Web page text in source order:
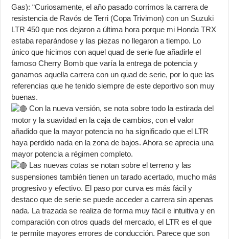
Gas): “Curiosamente, el año pasado corrimos la carrera de
resistencia de Ravós de Terri (Copa Trivimon) con un Suzuki
LTR 450 que nos dejaron a última hora porque mi Honda TRX
estaba reparándose y las piezas no llegaron a tiempo. Lo
único que hicimos con aquel quad de serie fue añadirle el
famoso Cherry Bomb que varía la entrega de potencia y
ganamos aquella carrera con un quad de serie, por lo que las
referencias que he tenido siempre de este deportivo son muy
buenas.
Con la nueva versión, se nota sobre todo la estirada del
motor y la suavidad en la caja de cambios, con el valor
añadido que la mayor potencia no ha significado que el LTR
haya perdido nada en la zona de bajos. Ahora se aprecia una
mayor potencia a régimen completo.
Las nuevas cotas se notan sobre el terreno y las
suspensiones también tienen un tarado acertado, mucho más
progresivo y efectivo. El paso por curva es más fácil y
destaco que de serie se puede acceder a carrera sin apenas
nada. La trazada se realiza de forma muy fácil e intuitiva y en
comparación con otros quads del mercado, el LTR es el que
te permite mayores errores de conducción. Parece que son